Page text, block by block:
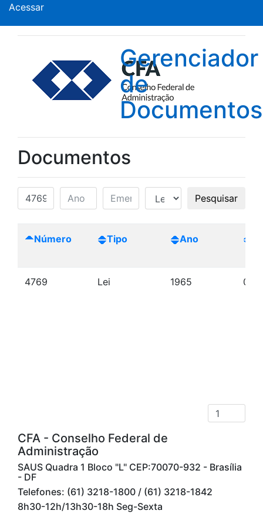
Acessar
Gerenciador
de
Documentos
Documentos
Pesquisar
Número Tipo Ano
4769 Lei 1965 09/
CFA - Conselho Federal de
Administração
SAUS Quadra 1 Bloco "L" CEP:70070-932 - Brasília
- DF
Telefones: (61) 3218-1800 / (61) 3218-1842
8h30-12h/13h30-18h Seg-Sexta